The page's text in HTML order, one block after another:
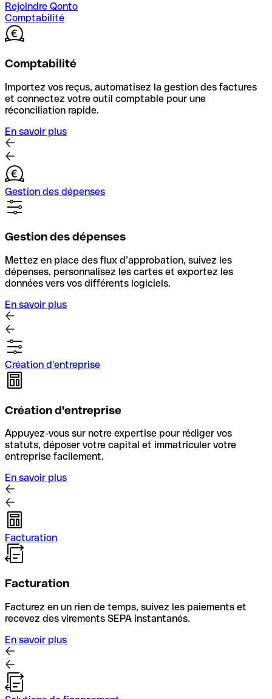
Rejoindre Qonto
Comptabilité
Comptabilité
Importez vos reçus, automatisez la gestion des factures
et connectez votre outil comptable pour une
réconciliation rapide.
En savoir plus
Gestion des dépenses
Gestion des dépenses
Mettez en place des flux d’approbation, suivez les
dépenses, personnalisez les cartes et exportez les
données vers vos différents logiciels.
En savoir plus
Création d'entreprise
Création d'entreprise
Appuyez-vous sur notre expertise pour rédiger vos
statuts, déposer votre capital et immatriculer votre
entreprise facilement.
En savoir plus
Facturation
Facturation
Facturez en un rien de temps, suivez les paiements et
recevez des virements SEPA instantanés.
En savoir plus